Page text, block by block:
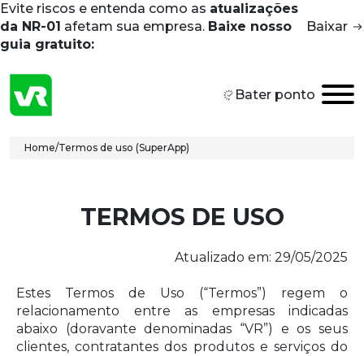
Skip to main content
Evite riscos e entenda como as atualizações
da NR-01 afetam sua empresa. Baixe nosso
guia gratuito:
Baixar
Bater ponto
Breadcrumb
Home/Termos de uso (SuperApp)
TERMOS DE USO
Atualizado em: 29/05/2025
Estes Termos de Uso (“Termos”) regem o
relacionamento entre as empresas indicadas
abaixo (doravante denominadas “VR”) e os seus
clientes, contratantes dos produtos e serviços do